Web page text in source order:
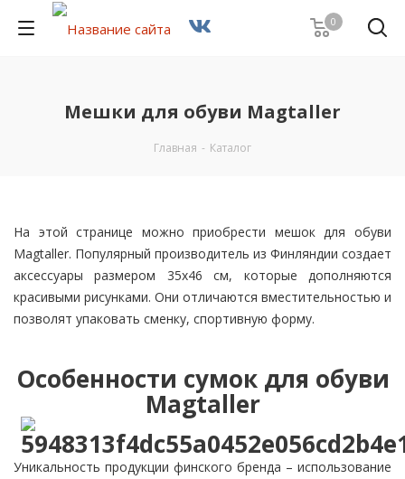
0
Мешки для обуви Magtaller
Главная - Каталог
На этой странице можно приобрести мешок для обуви
Magtaller. Популярный производитель из Финляндии создает
аксессуары размером 35х46 см, которые дополняются
красивыми рисунками. Они отличаются вместительностью и
позволят упаковать сменку, спортивную форму.
Особенности сумок для обуви
Magtaller
Уникальность продукции финского бренда – использование